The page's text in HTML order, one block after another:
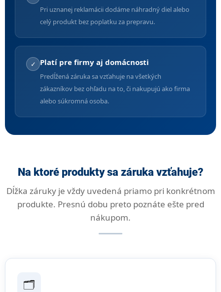
Pri uznanej reklamácii dodáme náhradný diel alebo
celý produkt bez poplatku za prepravu.
✓ Platí pre firmy aj domácnosti
Predĺžená záruka sa vzťahuje na všetkých
zákazníkov bez ohľadu na to, či nakupujú ako firma
alebo súkromná osoba.
Na ktoré produkty sa záruka vzťahuje?
Dĺžka záruky je vždy uvedená priamo pri konkrétnom
produkte. Presnú dobu preto poznáte ešte pred
nákupom.
🗂️